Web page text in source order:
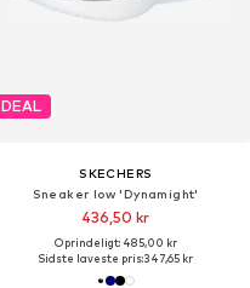
DEAL
SKECHERS
Sneaker low 'Dynamight'
436,50 kr
Oprindeligt: 485,00 kr
Sidste laveste pris:347,65 kr